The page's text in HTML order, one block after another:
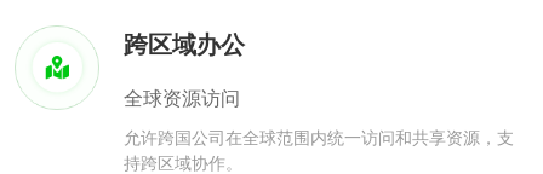
跨区域办公
全球资源访问
允许跨国公司在全球范围内统一访问和共享资源，支
持跨区域协作。